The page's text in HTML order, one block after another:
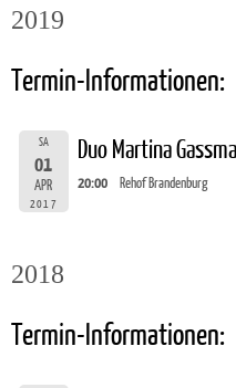
2019
Termin-Informationen:
SA
01
APR
2017
Duo Martina
20:00 Rehof Brandenburg
2018
Termin-Informationen: